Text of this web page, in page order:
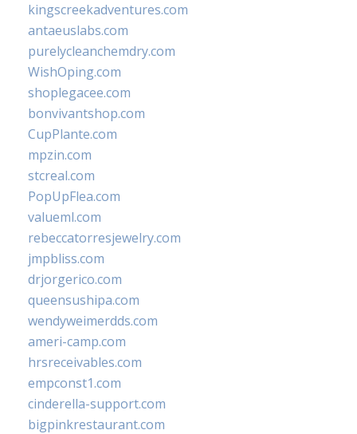
kingscreekadventures.com
antaeuslabs.com
purelycleanchemdry.com
WishOping.com
shoplegacee.com
bonvivantshop.com
CupPlante.com
mpzin.com
stcreal.com
PopUpFlea.com
valueml.com
rebeccatorresjewelry.com
jmpbliss.com
drjorgerico.com
queensushipa.com
wendyweimerdds.com
ameri-camp.com
hrsreceivables.com
empconst1.com
cinderella-support.com
bigpinkrestaurant.com